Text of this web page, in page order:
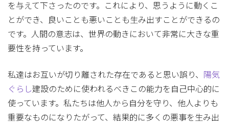
を与えて下さったのです。これにより、思うように動くこ
とができ、良いことも悪いことも生み出すことができるの
です。人間の意志は、世界の動きにおいて非常に大きな重
要性を持っています。
私達はお互いが切り離された存在であると思い誤り、
陽気
ぐらし建設のために使われるべきこの能力を自己中心的に
使っています。私たちは他人から自分を守り、他人よりも
重要なものになりたがって、結果的に多くの悪事を生み出